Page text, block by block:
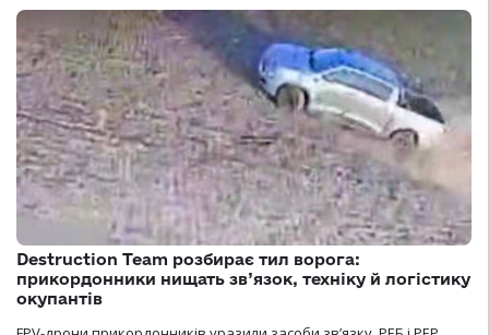
Destruction Team розбирає тил ворога:
прикордонники нищать зв’язок, техніку й логістику
окупантів